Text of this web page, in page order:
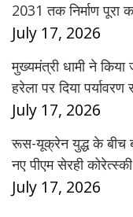
2031 तक निर्माण पूरा
July 17, 2026
मुख्यमंत्री धामी ने
हरेला पर दिया
July 17, 2026
रूस-यूक्रेन युद्ध के बीच
नए पीएम सेरही कोरेत्स्की
July 17, 2026